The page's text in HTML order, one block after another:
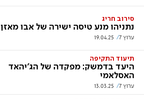
סירוב חריג
נתניהו מנע טיסה ישירה של אבו מאזן
ערוץ 7 19.04.25
תיעוד התקיפה
היעד בדמשק: מפקדה של הג'יהאד
האסלאמי
ערוץ 7 13.03.25